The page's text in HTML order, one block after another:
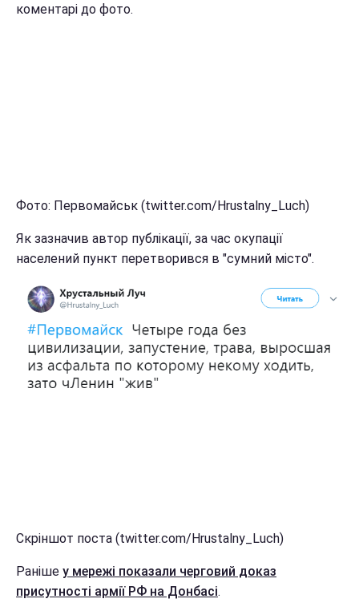
коментарі до фото.
Фото: Первомайськ (twitter.com/Hrustalny_Luch)
Як зазначив автор публікації, за час окупації
населений пункт перетворився в "сумний місто".
Скріншот поста (twitter.com/Hrustalny_Luch)
Раніше у мережі показали черговий доказ
присутності армії РФ на Донбасі.